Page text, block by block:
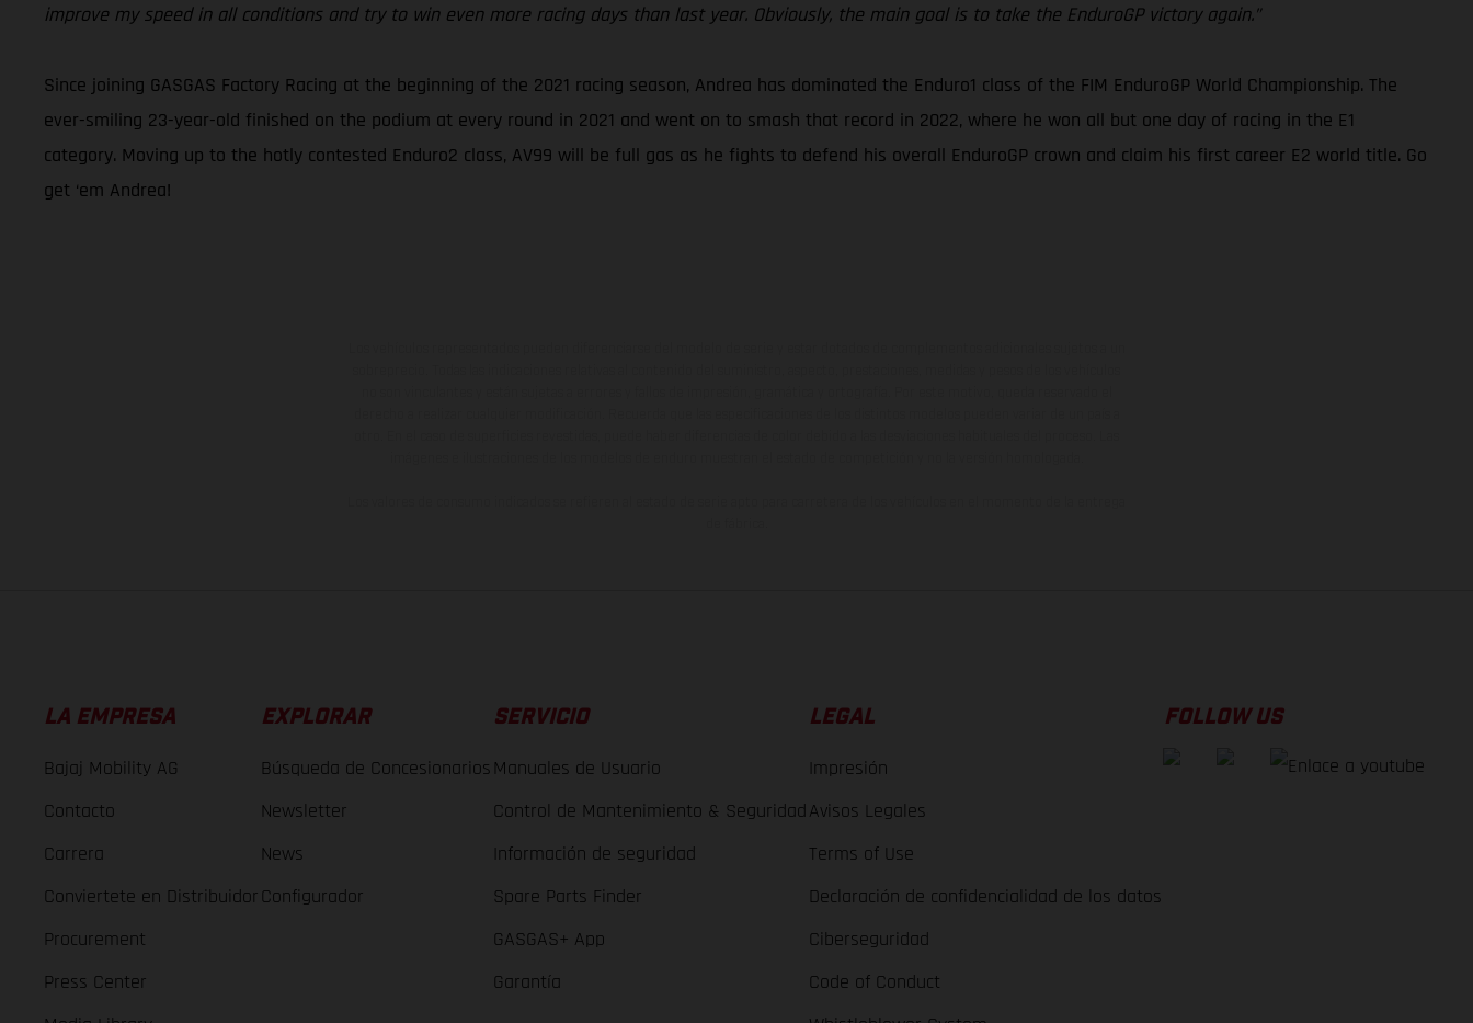
improve my speed in all conditions and try to win even more racing days than last year. Obviously, the main goal is to take the EnduroGP victory again.”
Since joining GASGAS Factory Racing at the beginning of the 2021 racing season, Andrea has dominated the Enduro1 class of the FIM EnduroGP World Championship. The
ever-smiling 23-year-old finished on the podium at every round in 2021 and went on to smash that record in 2022, where he won all but one day of racing in the E1
category. Moving up to the hotly contested Enduro2 class, AV99 will be full gas as he fights to defend his overall EnduroGP crown and claim his first career E2 world title. Go
get ‘em Andrea!
LA EMPRESA
Bajaj Mobility AG
Contacto
Carrera
Conviertete en Distribuidor
Procurement
Press Center
EXPLORAR
Búsqueda de Concesionarios
Newsletter
News
Configurador
SERVICIO
Manuales de Usuario
Control de Mantenimiento & Seguridad
Información de seguridad
Spare Parts Finder
GASGAS+ App
Garantía
LEGAL
Impresión
Avisos Legales
Terms of Use
Declaración de confidencialidad de los datos
Ciberseguridad
Code of Conduct
FOLLOW US